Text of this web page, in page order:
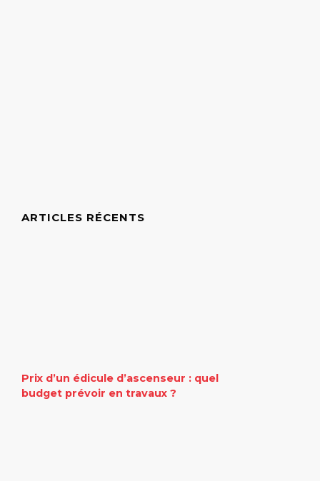
ARTICLES RÉCENTS
Prix d’un édicule d’ascenseur : quel
budget prévoir en travaux ?